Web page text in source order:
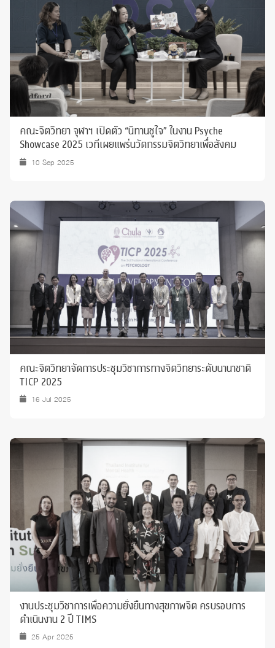
คณะจิตวิทยา จุฬาฯ เปิดตัว “นิทานชูใจ” ในงาน Psyche
Showcase 2025 เวทีเผยแพร่นวัตกรรมจิตวิทยาเพื่อสังคม
10 Sep 2025
คณะจิตวิทยาจัดการประชุมวิชาการทางจิตวิทยาระดับนานาชาติ
TICP 2025
16 Jul 2025
งานประชุมวิชาการเพื่อความยั่งยืนทางสุขภาพจิต ครบรอบการ
ดำเนินงาน 2 ปี TIMS
25 Apr 2025